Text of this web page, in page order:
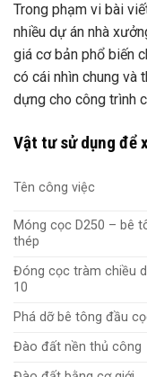
Trong phạm vi bài
nhiều dự án nhà
giá cơ bản phổ biến
có cái nhìn chung và
dựng cho công trình
Vật tư sử dụng để
Tên công việc
Móng cọc D250 – bê
thép
Đóng cọc tràm chiều
10
Phá dỡ bê tông đầu
Đào đất nền thủ công